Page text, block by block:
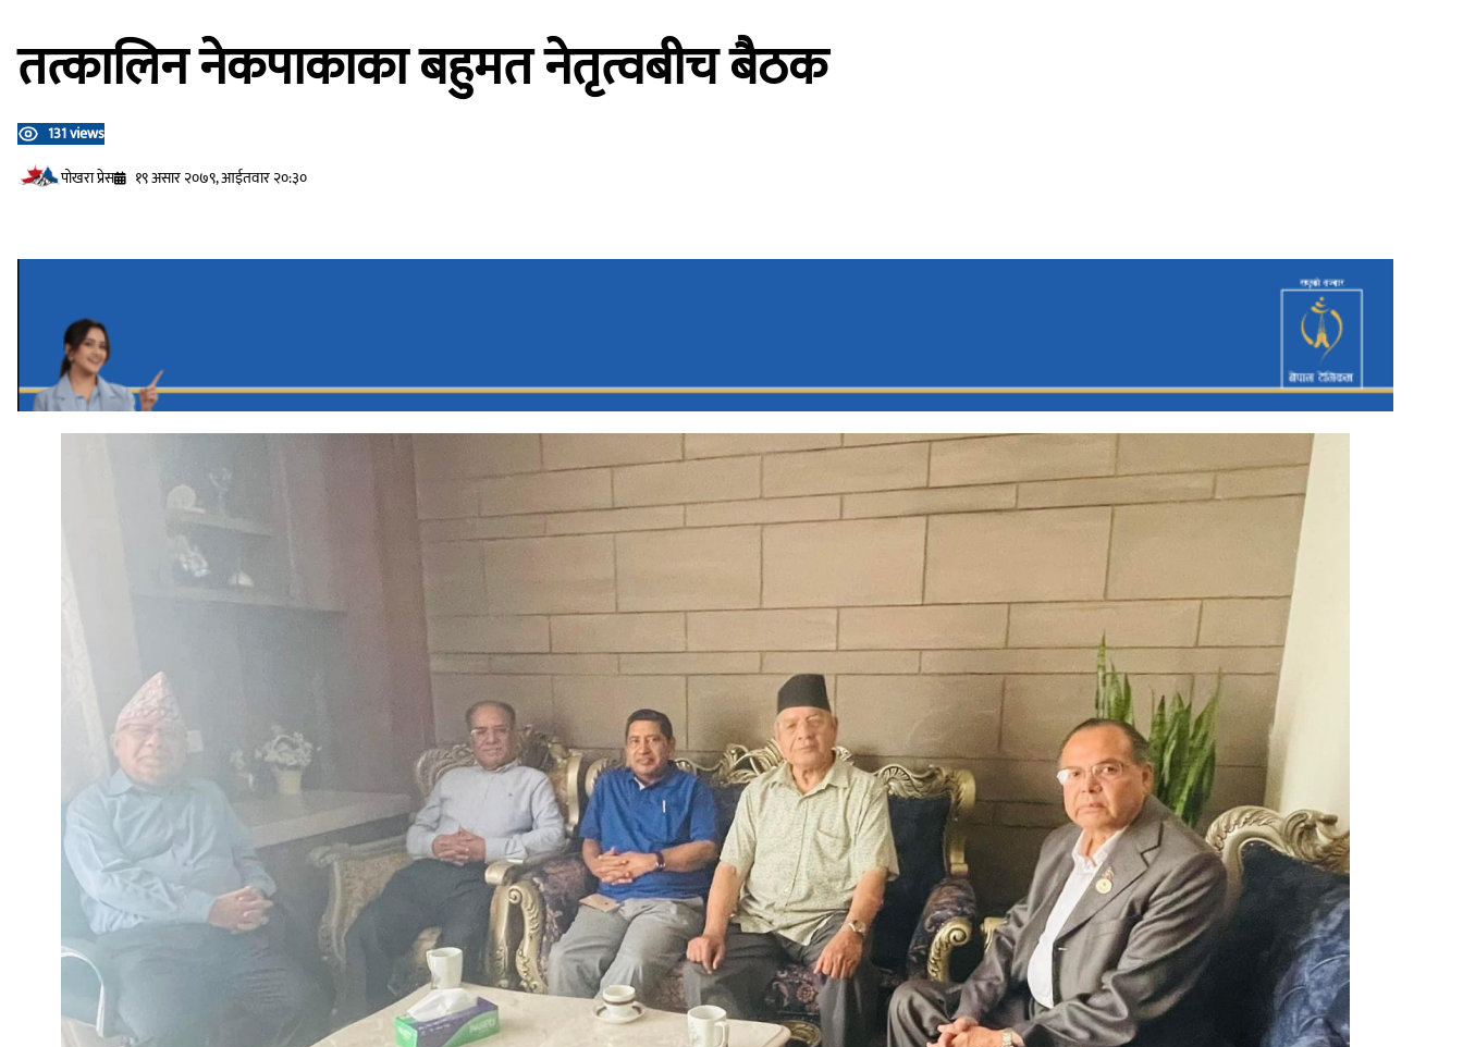
तत्कालिन नेकपाकाका बहुमत नेतृत्वबीच बैठक
131 views
प‍ोखरा प्रेस
१९ असार २०७९, आईतवार २०:३०